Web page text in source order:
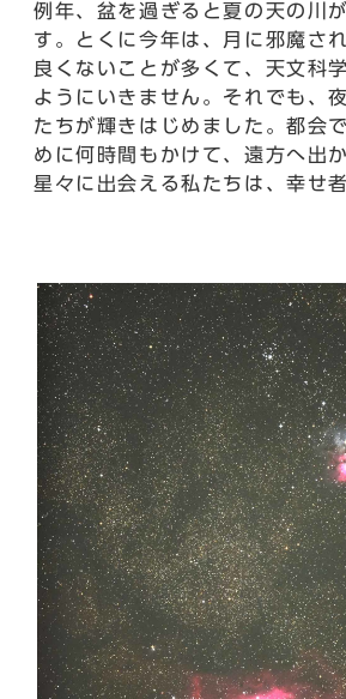
例年、盆を過ぎると夏の天の川
す。とくに今年は、月に邪魔さ
良くないことが多くて、天文科
ようにいきません。それでも、
たちが輝きはじめました。都会
めに何時間もかけて、遠方へ出
星々に出会える私たちは、幸せ